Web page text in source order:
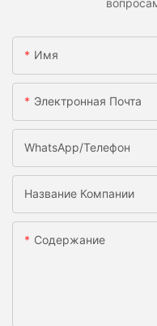
Имя
Электронная Почта
WhatsApp/телефон
Название Компании
Содержание